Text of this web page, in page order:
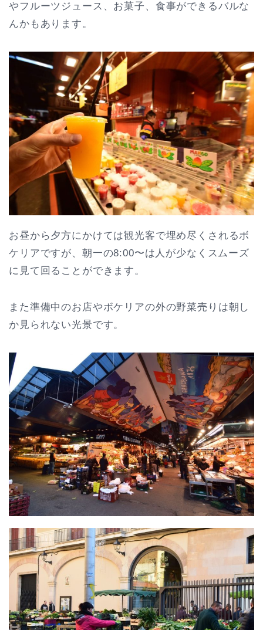
やフルーツジュース、お菓子、食事ができるバルな
んかもあります。
お昼から夕方にかけては観光客で埋め尽くされるボ
ケリアですが、朝一の8:00〜は人が少なくスムーズ
に見て回ることができます。
また準備中のお店やボケリアの外の野菜売りは朝し
か見られない光景です。